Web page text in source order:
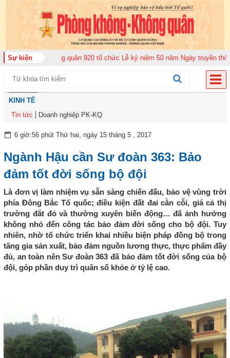
Sự kiện
đoàn Không quân 920 tổ chức Lễ kỷ niệm 50 năm Ngày truyền thống
KINH TẾ
Tin tức
Doanh nghiệp PK-KQ
6 giờ:56 phút Thứ hai, ngày 15 tháng 5 , 2017
Ngành Hậu cần Sư đoàn 363: Bảo
đảm tốt đời sống bộ đội
Là đơn vị làm nhiệm vụ sẵn sàng chiến đấu, bảo vệ vùng trời
phía Đông Bắc Tổ quốc; điều kiện đất đai cằn cỗi, giá cả thị
trường đắt đỏ và thường xuyên biến động… đã ảnh hưởng
không nhỏ đến công tác bảo đảm đời sống cho bộ đội. Tuy
nhiên, nhờ tổ chức triển khai nhiều biện pháp đồng bộ trong
tăng gia sản xuất, bảo đảm nguồn lương thực, thực phẩm đầy
đủ, an toàn nên Sư đoàn 363 đã bảo đảm tốt đời sống của bộ
đội, góp phần duy trì quân số khỏe ở tỷ lệ cao.